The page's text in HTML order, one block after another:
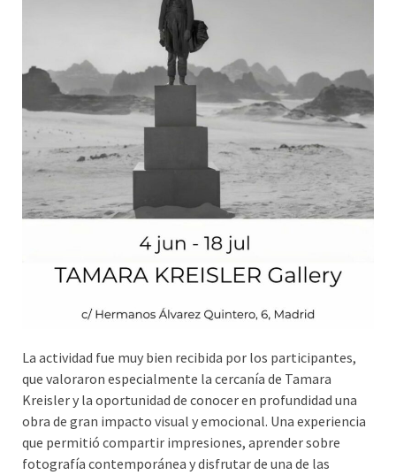
La actividad fue muy bien recibida por los participantes,
que valoraron especialmente la cercanía de Tamara
Kreisler y la oportunidad de conocer en profundidad una
obra de gran impacto visual y emocional. Una experiencia
que permitió compartir impresiones, aprender sobre
fotografía contemporánea y disfrutar de una de las